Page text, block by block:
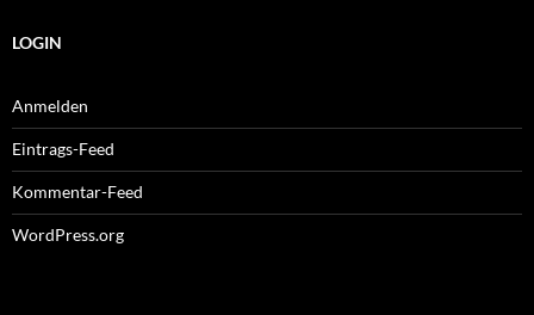
LOGIN
Anmelden
Eintrags-Feed
Kommentar-Feed
WordPress.org